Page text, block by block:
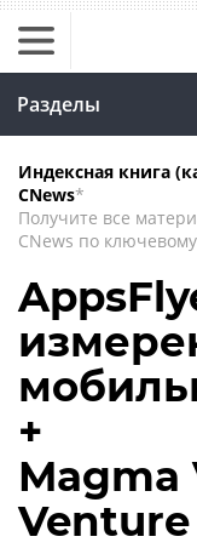
Разделы
Индексная книга
CNews*
Получите все
CNews по
+
Magma